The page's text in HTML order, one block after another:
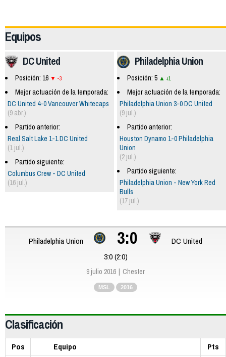
Equipos
Philadelphia Union
Posición: 5 +1
Mejor actuación de la temporada:
Philadelphia Union 3-0 DC United
(9 jul.)
Partido anterior:
Houston Dynamo 1-0 Philadelphia
Union
(2 jul.)
Partido siguiente:
Philadelphia Union - New York Red
Bulls
(17 jul.)
DC United
Posición: 16 -3
Mejor actuación de la temporada:
DC United 4-0 Vancouver Whitecaps
(9 abr.)
Partido anterior:
Real Salt Lake 1-1 DC United
(1 jul.)
Partido siguiente:
Columbus Crew - DC United
(16 jul.)
Philadelphia Union 3:0
DC United
3:0 (2:0)
9 julio 2016 Chester
MSL 2016
Clasificación
Pos Equipo Pts